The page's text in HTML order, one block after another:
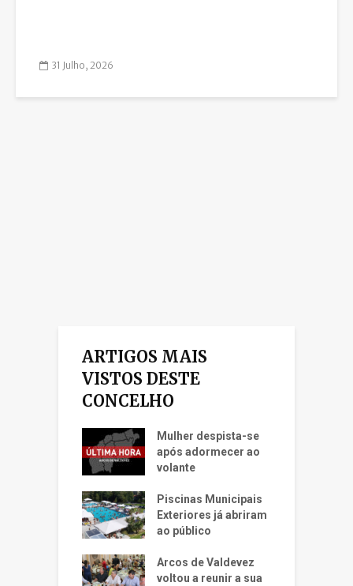
31 Julho, 2026
ARTIGOS MAIS
VISTOS DESTE
CONCELHO
Mulher despista-se
após adormecer ao
volante
Piscinas Municipais
Exteriores já abriram
ao público
Arcos de Valdevez
voltou a reunir a sua